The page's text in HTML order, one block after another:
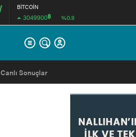
BİTCOİN
3049900฿ %0.9
Canlı Sonuçlar